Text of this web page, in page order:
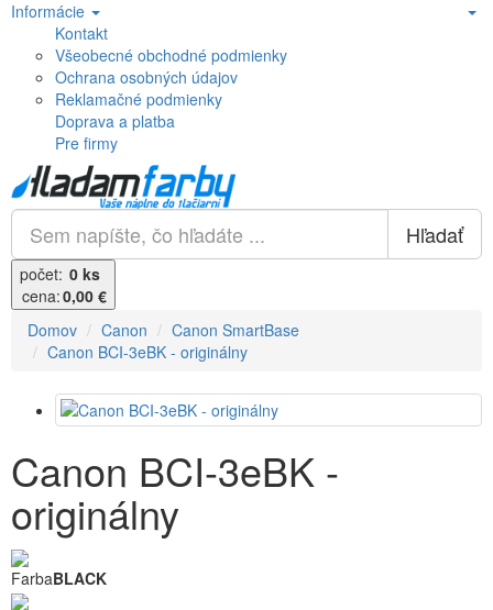
Informácie
Kontakt
Všeobecné obchodné podmienky
Ochrana osobných údajov
Reklamačné podmienky
Doprava a platba
Pre firmy
Hľadať
počet: 0 ks
cena:0,00 €
Domov
Canon
Canon SmartBase
Canon BCI-3eBK - originálny
Canon BCI-3eBK -
originálny
FarbaBLACK